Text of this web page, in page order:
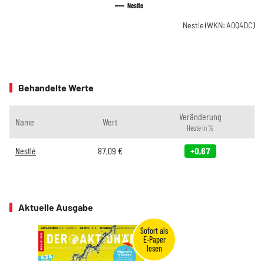
Nestle
Nestle (WKN: A0Q4DC)
Behandelte Werte
Name Wert Veränderung
Heute in %
Nestlé 87,09 € +0,67
Aktuelle Ausgabe